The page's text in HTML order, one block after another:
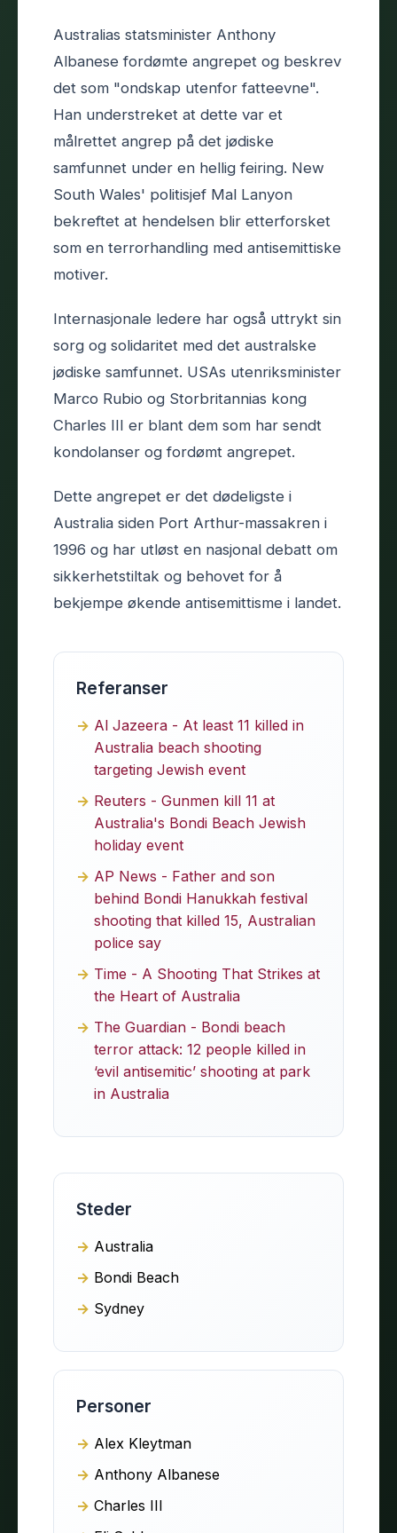
Australias statsminister Anthony
Albanese fordømte angrepet og beskrev
det som "ondskap utenfor fatteevne".
Han understreket at dette var et
målrettet angrep på det jødiske
samfunnet under en hellig feiring. New
South Wales' politisjef Mal Lanyon
bekreftet at hendelsen blir etterforsket
som en terrorhandling med antisemittiske
motiver.
Internasjonale ledere har også uttrykt sin
sorg og solidaritet med det australske
jødiske samfunnet. USAs utenriksminister
Marco Rubio og Storbritannias kong
Charles III er blant dem som har sendt
kondolanser og fordømt angrepet.
Dette angrepet er det dødeligste i
Australia siden Port Arthur-massakren i
1996 og har utløst en nasjonal debatt om
sikkerhetstiltak og behovet for å
bekjempe økende antisemittisme i landet.
Referanser
Al Jazeera - At least 11 killed in
Australia beach shooting
targeting Jewish event
Reuters - Gunmen kill 11 at
Australia's Bondi Beach Jewish
holiday event
AP News - Father and son
behind Bondi Hanukkah festival
shooting that killed 15, Australian
police say
Time - A Shooting That Strikes at
the Heart of Australia
The Guardian - Bondi beach
terror attack: 12 people killed in
‘evil antisemitic’ shooting at park
in Australia
Steder
Australia
Bondi Beach
Sydney
Personer
Alex Kleytman
Anthony Albanese
Charles III